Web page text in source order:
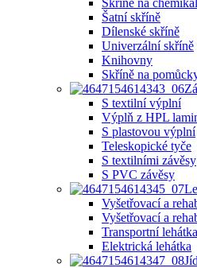
Skříně na
Šatní skříně
Dílenské skříně
Univerzální skříně
Knihovny
Skříně na
S textilní výplní
Výplň z HPL
S plastovou výplní
Teleskopické tyče
S textilními závěsy
S PVC závěsy
Vyšetřovací a
Vyšetřovací a
Transportní lehátka
Elektrická lehátka